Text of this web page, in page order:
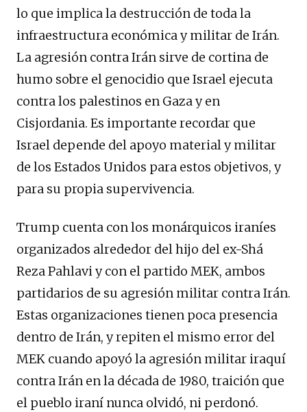
lo que implica la destrucción de toda la
infraestructura económica y militar de Irán.
La agresión contra Irán sirve de cortina de
humo sobre el genocidio que Israel ejecuta
contra los palestinos en Gaza y en
Cisjordania. Es importante recordar que
Israel depende del apoyo material y militar
de los Estados Unidos para estos objetivos, y
para su propia supervivencia.
Trump cuenta con los monárquicos iraníes
organizados alrededor del hijo del ex-Shá
Reza Pahlavi y con el partido MEK, ambos
partidarios de su agresión militar contra Irán.
Estas organizaciones tienen poca presencia
dentro de Irán, y repiten el mismo error del
MEK cuando apoyó la agresión militar iraquí
contra Irán en la década de 1980, traición que
el pueblo iraní nunca olvidó, ni perdonó.